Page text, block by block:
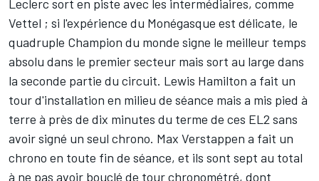
Leclerc sort en piste avec les intermédiaires, comme
Vettel ; si l'expérience du Monégasque est délicate, le
quadruple Champion du monde signe le meilleur temps
absolu dans le premier secteur mais sort au large dans
la seconde partie du circuit. Lewis Hamilton a fait un
tour d'installation en milieu de séance mais a mis pied à
terre à près de dix minutes du terme de ces EL2 sans
avoir signé un seul chrono. Max Verstappen a fait un
chrono en toute fin de séance, et ils sont sept au total
à ne pas avoir bouclé de tour chronométré, dont